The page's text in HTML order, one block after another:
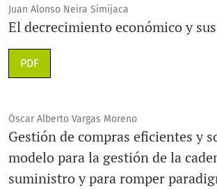
Juan Alonso Neira Simijaca
El decrecimiento económico y
PDF
Óscar Alberto Vargas Moreno
Gestión de compras eficientes y
modelo para la gestión de la
suministro y para romper